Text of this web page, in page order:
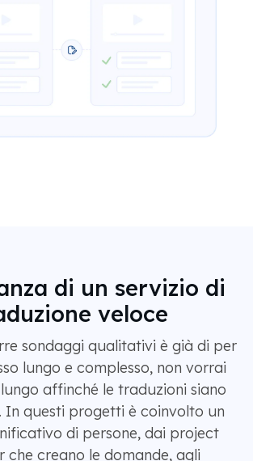
di un servizio di
veloce
sondaggi qualitativi è già di per
lungo e complesso, non vorrai
affinché le traduzioni siano
In questi progetti è coinvolto un
di persone, dai project
che creano le domande, agli